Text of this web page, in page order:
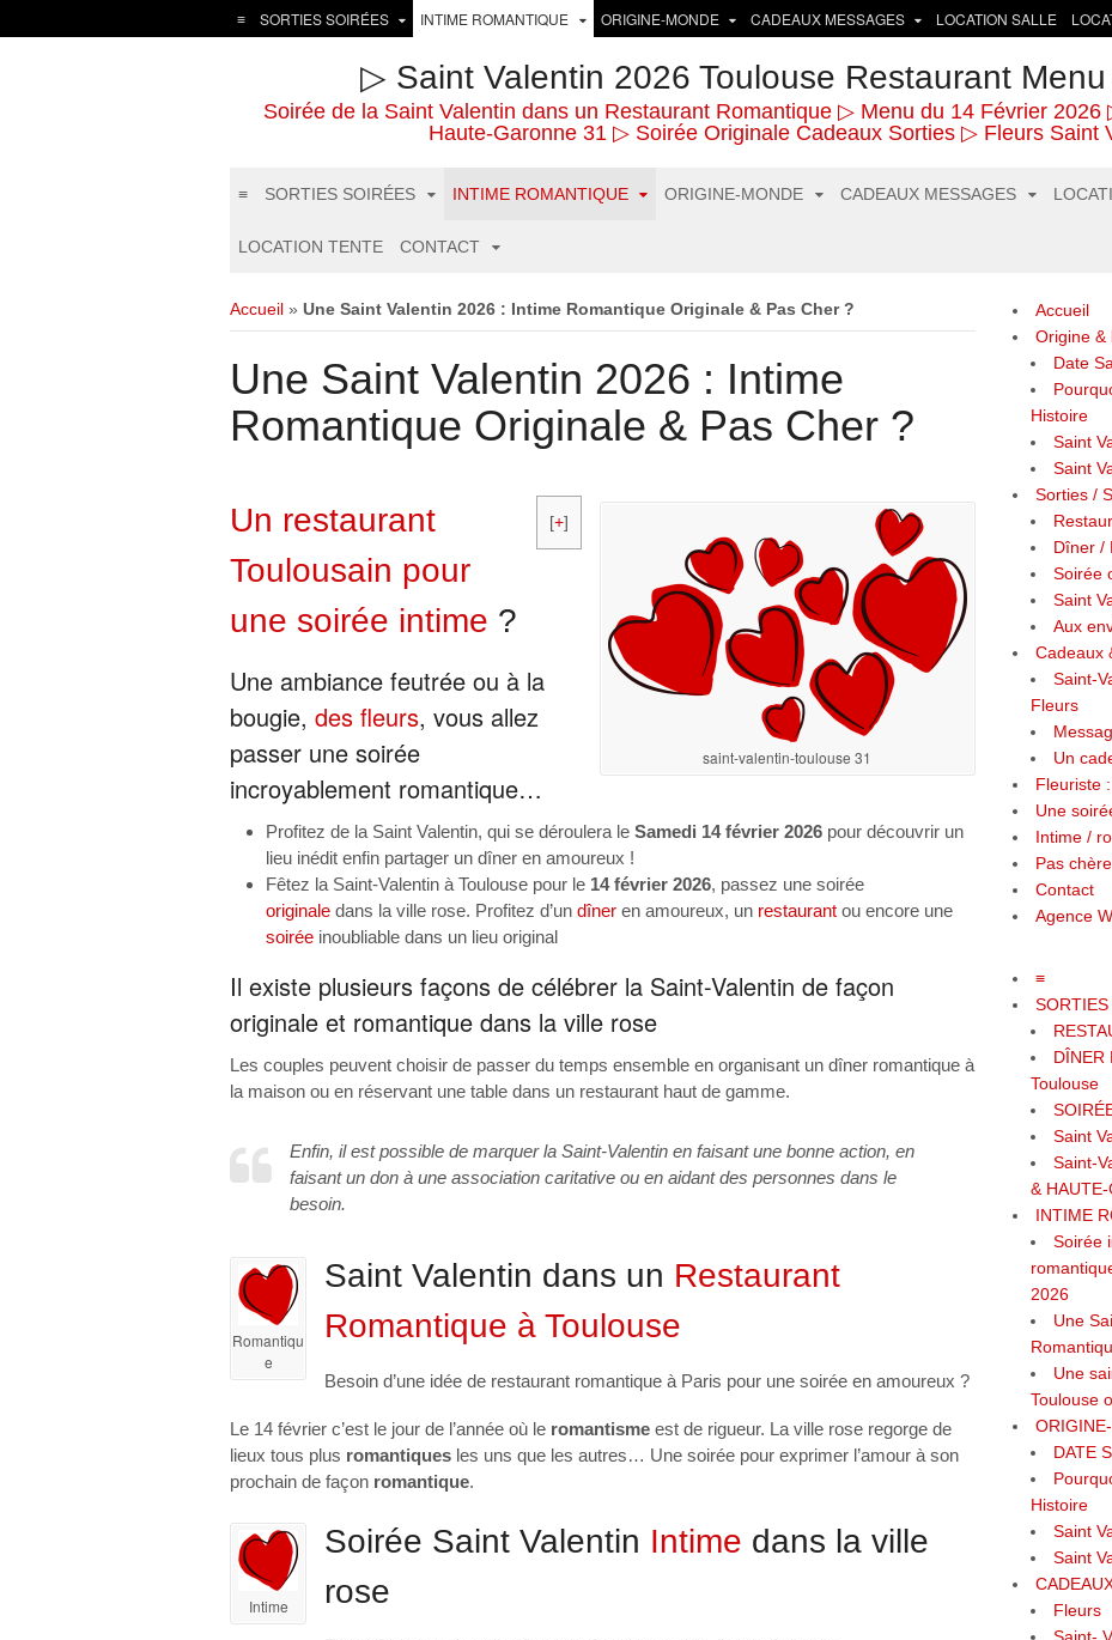
≡ SORTIES SOIRÉES INTIME ROMANTIQUE ORIGINE-MONDE CADEAUX MESSAGES LOCATION SALLE
▷ Saint Valentin 2026 Toulouse Restaurant
Soirée de la Saint Valentin dans un Restaurant Romantique ▷ Menu du 14 Février 2026
Haute-Garonne 31 ▷ Soirée Originale Cadeaux Sorties ▷ Fleurs Saint
≡ SORTIES SOIRÉES INTIME ROMANTIQUE ORIGINE-MONDE CADEAUX MESSAGES
LOCATION TENTE CONTACT
Accueil » Une Saint Valentin 2026 : Intime Romantique Originale & Pas Cher ?
Une Saint Valentin 2026 : Intime
Romantique Originale & Pas Cher ?
saint-valentin-toulouse 31
[+]
Un restaurant
Toulousain pour
une soirée intime ?
Une ambiance feutrée ou à la
bougie, des fleurs, vous allez
passer une soirée
incroyablement romantique…
Profitez de la Saint Valentin, qui se déroulera le Samedi 14 février 2026 pour découvrir un
lieu inédit enfin partager un dîner en amoureux !
Fêtez la Saint-Valentin à Toulouse pour le 14 février 2026, passez une soirée
originale dans la ville rose. Profitez d’un dîner en amoureux, un restaurant ou encore une
soirée inoubliable dans un lieu original
Il existe plusieurs façons de célébrer la Saint-Valentin de façon
originale et romantique dans la ville rose
Les couples peuvent choisir de passer du temps ensemble en organisant un dîner romantique à
la maison ou en réservant une table dans un restaurant haut de gamme.
Enfin, il est possible de marquer la Saint-Valentin en faisant une bonne action, en
faisant un don à une association caritative ou en aidant des personnes dans le
besoin.
Romantiqu
e
Saint Valentin dans un Restaurant
Romantique à Toulouse
Besoin d’une idée de restaurant romantique à Paris pour une soirée en amoureux ?
Le 14 février c’est le jour de l’année où le romantisme est de rigueur. La ville rose regorge de
lieux tous plus romantiques les uns que les autres… Une soirée pour exprimer l’amour à son
prochain de façon romantique.
Intime
Soirée Saint Valentin Intime dans la ville
rose
Accueil
Origine &
Date
Histoire
Saint
Saint
Sorties /
Dîner /
Soirée
Saint
Aux
Cadeaux
Saint-
Fleurs
Un
Fleuriste
Une
Intime /
Pas
Contact
Agence
≡
DÎNER
Toulouse
Saint
Saint-
& HAUTE-
INTIME
Soirée
2026
Une
Une
Toulouse
DATE
Histoire
Saint
Saint
Fleurs